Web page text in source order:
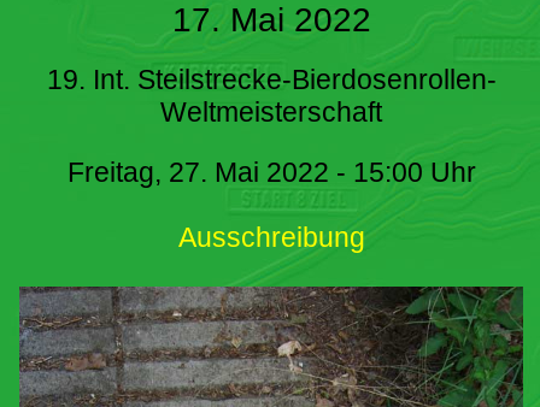
17. Mai 2022
19. Int. Steilstrecke-Bierdosenrollen-
Weltmeisterschaft
Freitag, 27. Mai 2022 - 15:00 Uhr
Ausschreibung